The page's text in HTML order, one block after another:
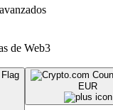
de Web3
EUR